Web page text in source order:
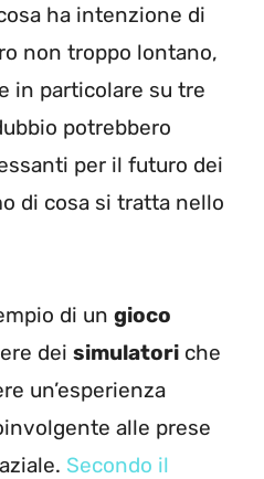
ha intenzione di
non troppo lontano,
in particolare su tre
potrebbero
per il futuro dei
di cosa si tratta nello
di un gioco
dei simulatori che
un’esperienza
alle prese
Secondo il